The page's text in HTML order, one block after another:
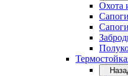
Охота
Сапоги